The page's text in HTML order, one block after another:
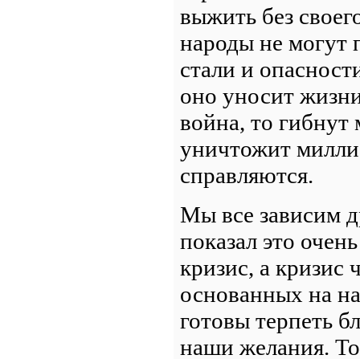
выжить без
народы не могут
стали и
оно уносит
война, то
уничтожит
справляются.
Мы все зависим
показал это
кризис, а
основанных на
готовы терпеть
наши желания. То